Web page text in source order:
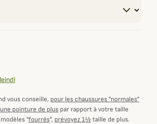
vous conseille, pour les chaussures "normales"
une pointure de plus par rapport à votre taille
"fourrés", prévoyez 1½taille de plus.